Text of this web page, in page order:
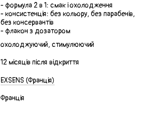
- формула 2 в 1: смак і охолодження
- консистенція: без кольору, без парабенів,
без консервантів
- флакон з дозатором
охолоджуючий, стимулюючий
12 місяців після відкриття
EXSENS (Франція)
Франція